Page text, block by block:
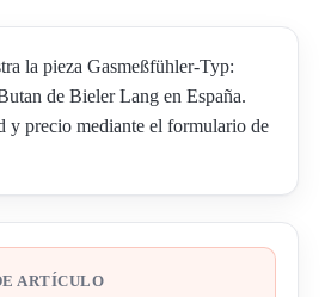
la pieza Gasmeßfühler-Typ:
de Bieler Lang en España.
y precio mediante el formulario de
ARTÍCULO